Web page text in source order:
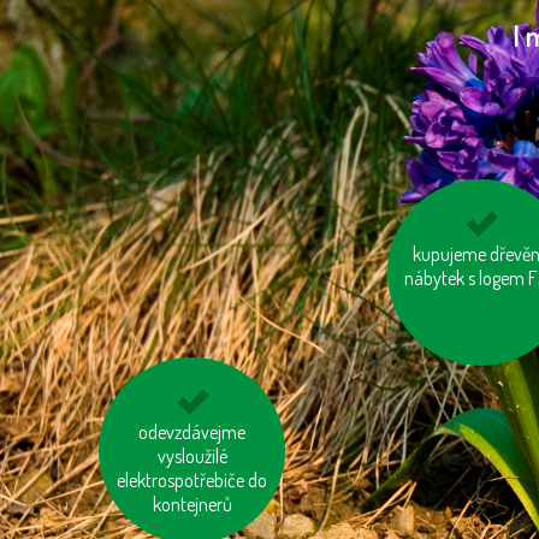
I
odevzdávejme
vysloužilé
elektrospotřebiče do
kontejnerů
jezme sezónní
zeleninu a ovoce
vypěstované v našem
kraji
kupujeme
nábytek s logem
nepřetápějme
místnosti